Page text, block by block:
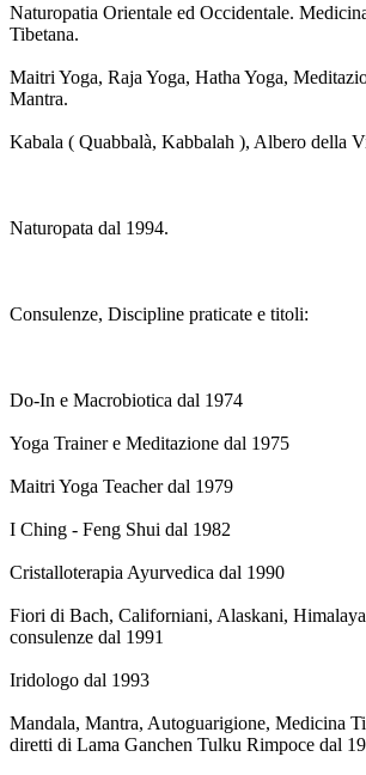
Naturopatia Orientale ed Occidentale.
Tibetana.
Maitri Yoga, Raja Yoga, Hatha Yoga,
Mantra.
Kabala ( Quabbalà, Kabbalah ), Albero della
Naturopata dal 1994.
Consulenze, Discipline praticate e titoli:
Do-In e Macrobiotica dal 1974
Yoga Trainer e Meditazione dal 1975
Maitri Yoga Teacher dal 1979
I Ching - Feng Shui dal 1982
Cristalloterapia Ayurvedica dal 1990
Fiori di Bach, Californiani, Alaskani,
consulenze dal 1991
Iridologo dal 1993
Mandala, Mantra, Autoguarigione, Medicina
diretti di Lama Ganchen Tulku Rimpoce dal